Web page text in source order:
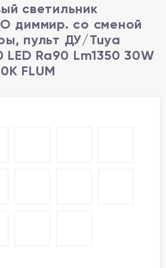
светильник
диммир. со сменой
пульт ДУ/Tuya
Ra90 Lm1350 30W
FLUM